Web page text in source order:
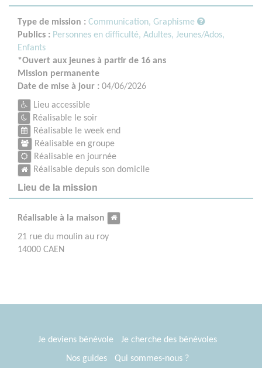
Type de mission : Communication, Graphisme
Publics : Personnes en difficulté, Adultes, Jeunes/Ados,
Enfants
*Ouvert aux jeunes à partir de 16 ans
Mission permanente
Date de mise à jour : 04/06/2026
Lieu accessible
Réalisable le soir
Réalisable le week end
Réalisable en groupe
Réalisable en journée
Réalisable depuis son domicile
Lieu de la mission
Réalisable à la maison
21 rue du moulin au roy
14000 CAEN
Je deviens bénévole
Je cherche des bénévoles
Nos guides
Qui sommes-nous ?